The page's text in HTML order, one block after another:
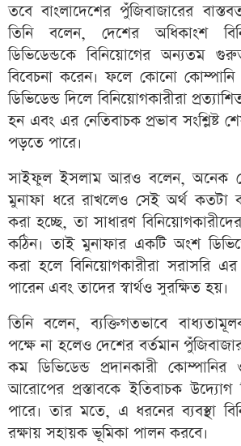
তবে বাংলাদেশের পুঁজিবাজারের
তিনি বলেন, দেশের অধিকাংশ
ডিভিডেন্ডকে বিনিয়োগের অন্যতম
বিবেচনা করেন। ফলে কোনো কোম্পানি
ডিভিডেন্ড দিলে বিনিয়োগকারীরা
হন এবং এর নেতিবাচক প্রভাব সংশ্লিষ্ট
পড়তে পারে।
সাইফুল ইসলাম আরও বলেন, অনেক
মুনাফা ধরে রাখলেও সেই অর্থ কতটা
করা হচ্ছে, তা সাধারণ
কঠিন। তাই মুনাফার একটি অংশ
করা হলে বিনিয়োগকারীরা
পারেন এবং তাদের স্বার্থও সুরক্ষিত হয়।
তিনি বলেন, ব্যক্তিগতভাবে
পক্ষে না হলেও দেশের বর্তমান পুঁজিবাজার
কম ডিভিডেন্ড প্রদানকারী
আরোপের প্রস্তাবকে ইতিবাচক উদ্যোগ
পারে। তার মতে, এ ধরনের ব্যবস্থা
রক্ষায় সহায়ক ভূমিকা পালন করবে।